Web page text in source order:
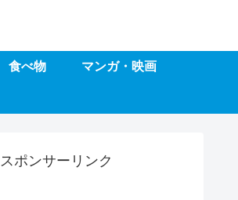
食べ物 マンガ・映画
スポンサーリンク